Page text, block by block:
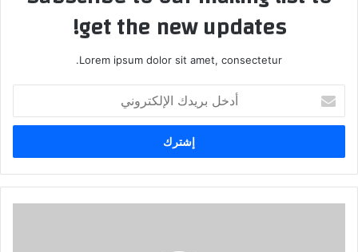
get the new updates!
Lorem ipsum dolor sit amet, consectetur.
بريدك
الإلكتروني